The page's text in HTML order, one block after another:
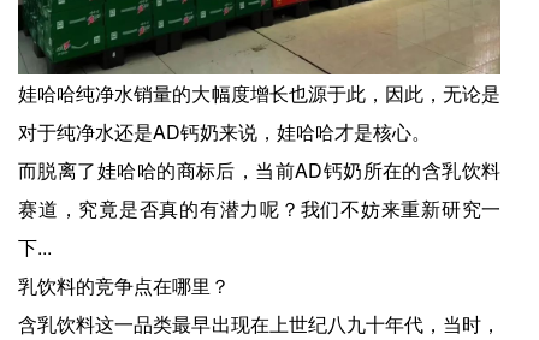
娃哈哈纯净水销量的大幅度增长也源于此，因此，无论是
对于纯净水还是AD钙奶来说，娃哈哈才是核心。
而脱离了娃哈哈的商标后，当前AD钙奶所在的含乳饮料
赛道，究竟是否真的有潜力呢？我们不妨来重新研究一
下...
乳饮料的竞争点在哪里？
含乳饮料这一品类最早出现在上世纪八九十年代，当时，